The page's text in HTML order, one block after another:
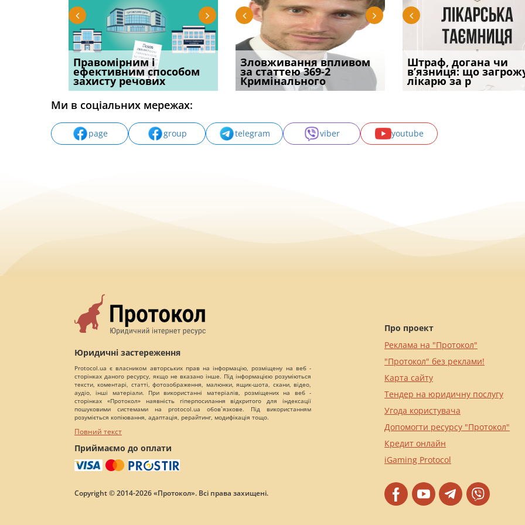
Правомірним і
ефективним способом
захисту речових
Суд оштрафував
командира військової
частини за ігн
Чоловік помер, але
позика залишилася: як
фраза «на
Водії можуть отримати
компенсацію за
незаконні дії
Зловживання впливом
за статтею 369-2
Кримінального
Переоформлення
відстрочки за іншою
підставою: нов
Скорочення під час
воєнного стану: як діяти
робото
Штраф, догана чи
в’язниця: що
лікарю за р
При зарахуванні в
покарання днів
тримання пі
Ми в соціальних мережах:
page group telegram viber youtube
Юридичні застереження
Protocol.ua є власником авторських прав на інформацію, розміщену на веб -
сторінках даного ресурсу, якщо не вказано інше. Під інформацією розуміються
тексти, коментарі, статті, фотозображення, малюнки, ящик-шота, скани, відео,
аудіо, інші матеріали. При використанні матеріалів, розміщених на веб -
сторінках «Протокол» наявність гіперпосилання відкритого для індексації
пошуковими системами на protocol.ua обов`язкове. Під використанням
розуміється копіювання, адаптація, рерайтинг, модифікація тощо.
Повний текст
Приймаємо до оплати
Copyright © 2014-2026 «Протокол». Всі права захищені.
Про проект
Реклама на "Протокол"
"Протокол" без реклами!
Карта сайту
Тендер на юридичну послугу
Угода користувача
Допомогти ресурсу "Протокол"
Кредит онлайн
iGaming Protocol